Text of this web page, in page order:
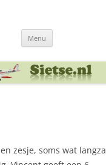
Menu
zesje, soms wat